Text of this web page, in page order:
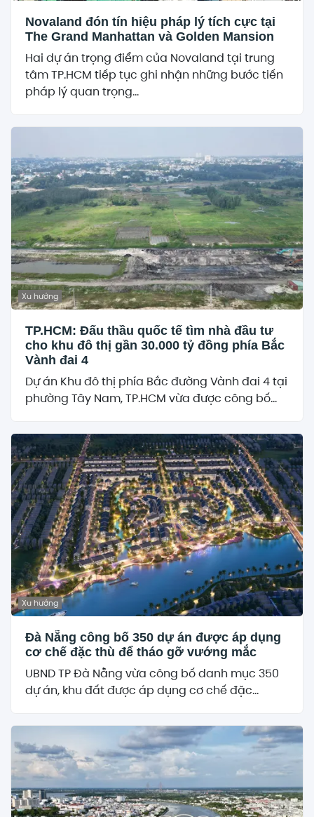
Novaland đón tín hiệu pháp lý tích cực tại
The Grand Manhattan và Golden Mansion
Hai dự án trọng điểm của Novaland tại trung
tâm TP.HCM tiếp tục ghi nhận những bước tiến
pháp lý quan trọng...
Xu hướng
TP.HCM: Đấu thầu quốc tế tìm nhà đầu tư
cho khu đô thị gần 30.000 tỷ đồng phía Bắc
Vành đai 4
Dự án Khu đô thị phía Bắc đường Vành đai 4 tại
phường Tây Nam, TP.HCM vừa được công bố...
Xu hướng
Đà Nẵng công bố 350 dự án được áp dụng
cơ chế đặc thù để tháo gỡ vướng mắc
UBND TP Đà Nẵng vừa công bố danh mục 350
dự án, khu đất được áp dụng cơ chế đặc...